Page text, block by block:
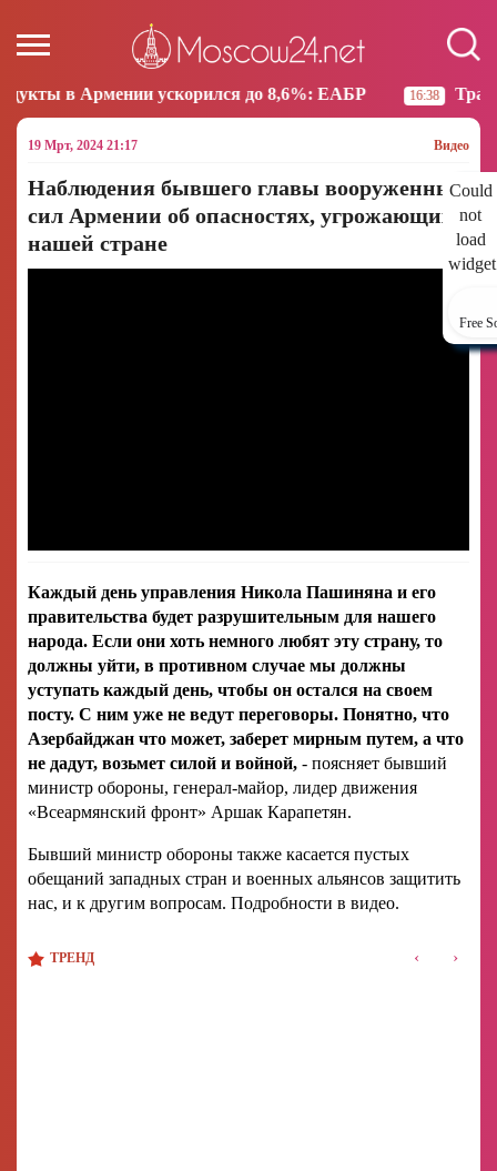
ускорился до 8,6%: ЕАБР 16:38 Трамп: США больше
19 Мрт, 2024 21:17 Видео
Could
not
load
Free
Наблюдения бывшего главы вооруженных
сил Армении об опасностях, угрожающих
нашей стране
Каждый день управления Никола Пашиняна и его
правительства будет разрушительным для нашего
народа. Если они хоть немного любят эту страну, то
должны уйти, в противном случае мы должны
уступать каждый день, чтобы он остался на своем
посту. С ним уже не ведут переговоры. Понятно, что
Азербайджан что может, заберет мирным путем, а что
не дадут, возьмет силой и войной, - поясняет бывший
министр обороны, генерал-майор, лидер движения
«Всеармянский фронт» Аршак Карапетян.
Бывший министр обороны также касается пустых
обещаний западных стран и военных альянсов защитить
нас, и к другим вопросам. Подробности в видео.
ТРЕНД ‹ ›